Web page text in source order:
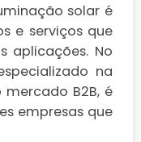
solar é
e serviços que
aplicações. No
na
B2B, é
empresas que